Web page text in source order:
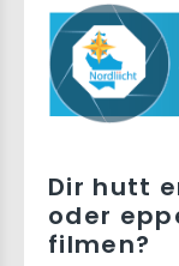
Dir hutt
oder
filmen?